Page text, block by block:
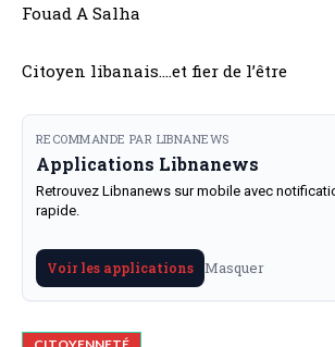
Fouad A Salha
Citoyen libanais….et fier de l’être
RECOMMANDE PAR LIBNANEWS
Applications Libnanews
Retrouvez Libnanews sur mobile avec
rapide.
Voir les applications Masquer